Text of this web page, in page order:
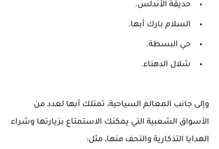
حديقة الأندلس.
السلام بارك أبها.
حي البسطة.
شلال الدهناء.
وإلى جانب المعالم السياحية، تمتلك أبها لعدد من
الأسواق الشعبية التي يمكنك الاستمتاع بزيارتها وشراء
الهدايا التذكارية والتحف منها، مثل: